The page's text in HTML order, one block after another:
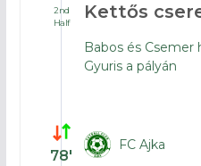
2nd
Half
Kettős
Babos és
Gyuris a pályán
78′
FC Ajka